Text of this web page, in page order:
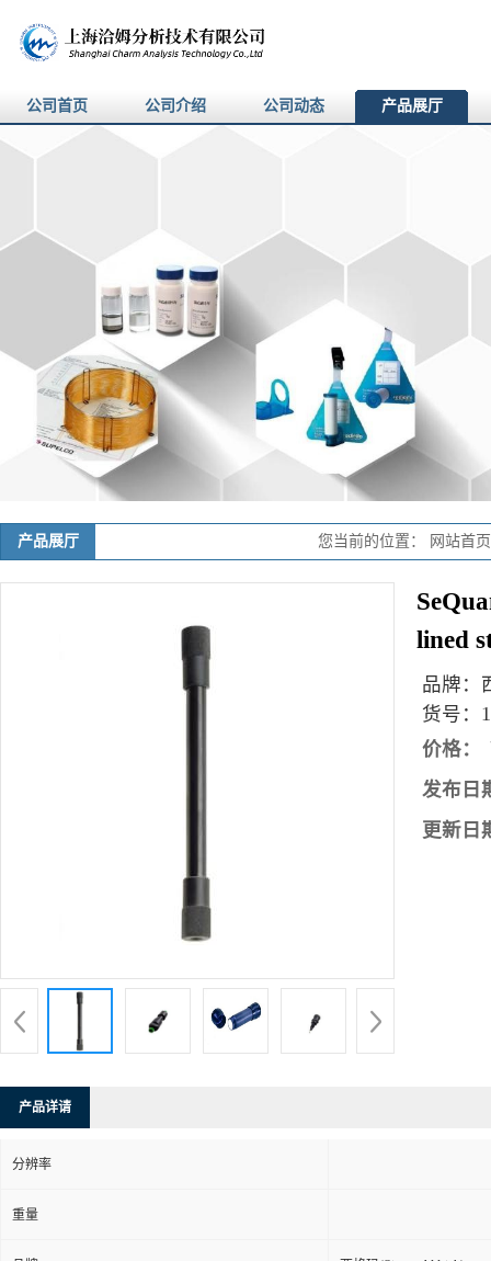
公司首页 公司介绍 公司动态 产品展厅
产品展厅 您当前的位置： 网站首页
lined
品牌：
货号：
价格：
发布日
更新日
产品详请
分辨率
重量